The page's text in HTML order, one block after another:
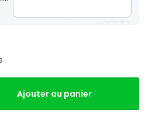
Ajouter au panier